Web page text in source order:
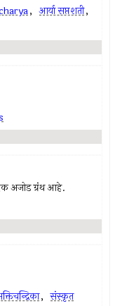
, आर्या सप्तशती,
एक अजोड ग्रंथ आहे.
, संस्कृत